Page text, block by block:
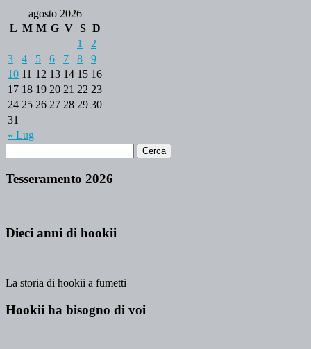
agosto 2026
L M M G V S D
« Lug
1
2
3
4 5 6 7 8
9
10 11 12 13 14 15 16
17 18 19 20 21 22 23
24 25 26 27 28 29 30
31
Tesseramento 2026
Dieci anni di hookii
La storia di hookii a fumetti
Hookii ha bisogno di voi